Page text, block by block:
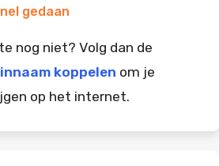
gedaan
nog niet? Volg dan de
koppelen om je
op het internet.